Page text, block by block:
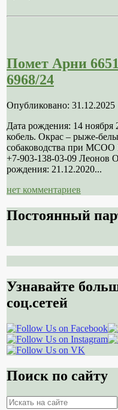
Помет Арни
6968/24
Опубликовано: 31.12.2025
Дата рождения: 14
кобель. Окрас – рыже-
собаководства при
+7-903-138-03-09
рождения: 21.12.2020...
нет комментариев
Постоянный
Узнавайте
соц.сетей
Поиск по сайту
Поиск